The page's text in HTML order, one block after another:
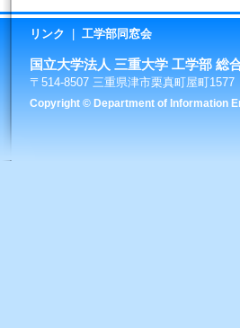
リンク 工学部同窓会
国立大学法人 三重大学 工学部
〒514-8507 三重県津市栗真町屋町1577
Copyright © Department of Information